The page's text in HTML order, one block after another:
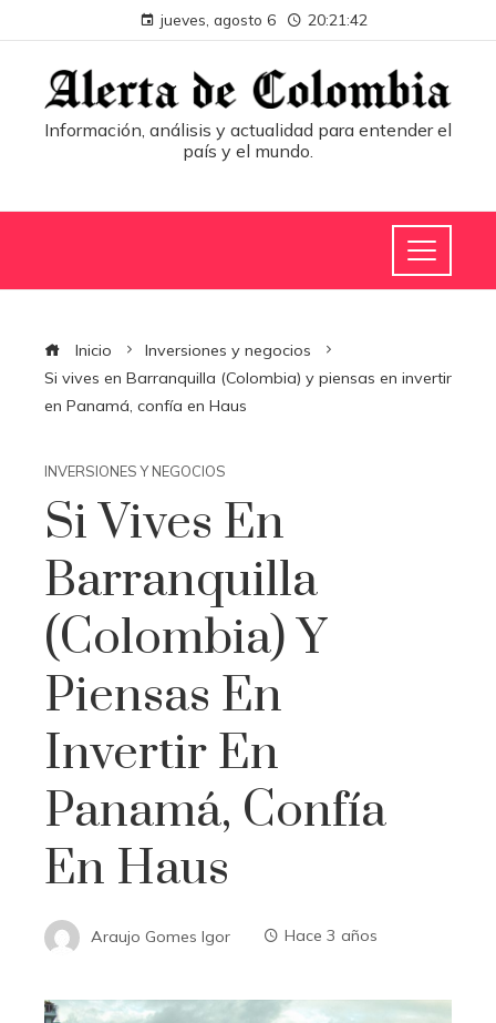
jueves, agosto 6 20:21:42
Información, análisis y actualidad para entender el
país y el mundo.
Inicio
Inversiones y negocios
Si vives en Barranquilla (Colombia) y piensas en invertir
en Panamá, confía en Haus
INVERSIONES Y NEGOCIOS
Si Vives En
Barranquilla
(Colombia) Y
Piensas En
Invertir En
Panamá, Confía
En Haus
Araujo Gomes Igor Hace 3 años